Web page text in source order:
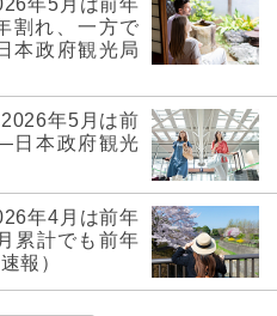
割れ、一方で
政府観光局
年5月は前
本政府観光
年4月は前年
累計でも前年
報）